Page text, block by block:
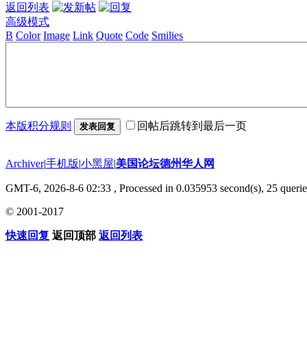
返回列表
高级模式
B Color Image Link Quote Code Smilies
本版积分规则 发表回复 回帖后跳转到最后一页
Archiver|手机版|小黑屋|美国论坛德州华人网
GMT-6, 2026-8-6 02:33 , Processed in 0.035953 second(s), 25
© 2001-2017
快速回复 返回顶部 返回列表